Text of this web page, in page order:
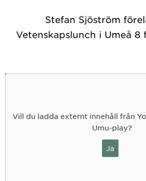
Stefan Sjöström
Vetenskapslunch i Umeå 8
Vill du ladda externt innehåll från
Umu-play?
Ja